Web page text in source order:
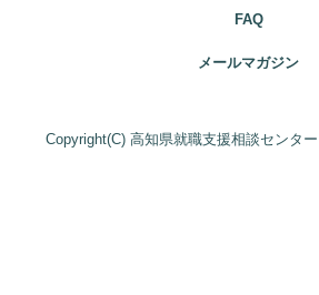
FAQ
メールマガジン
Copyright(C) 高知県就職支援相談センタ